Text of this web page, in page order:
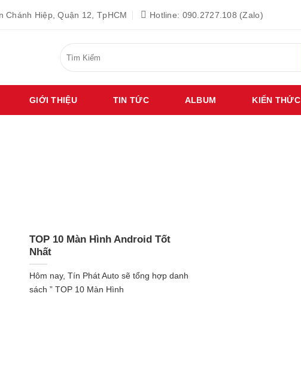
Chánh Hiệp, Quận 12, TpHCM Hotline: 090.2727.108 (Zalo)
kiếm:
GIỚI THIỆU TIN TỨC ALBUM KIẾN THỨC
TOP 10 Màn Hình Android Tốt
Nhất
Hôm nay, Tín Phát Auto sẽ tổng hợp danh
sách ” TOP 10 Màn Hình